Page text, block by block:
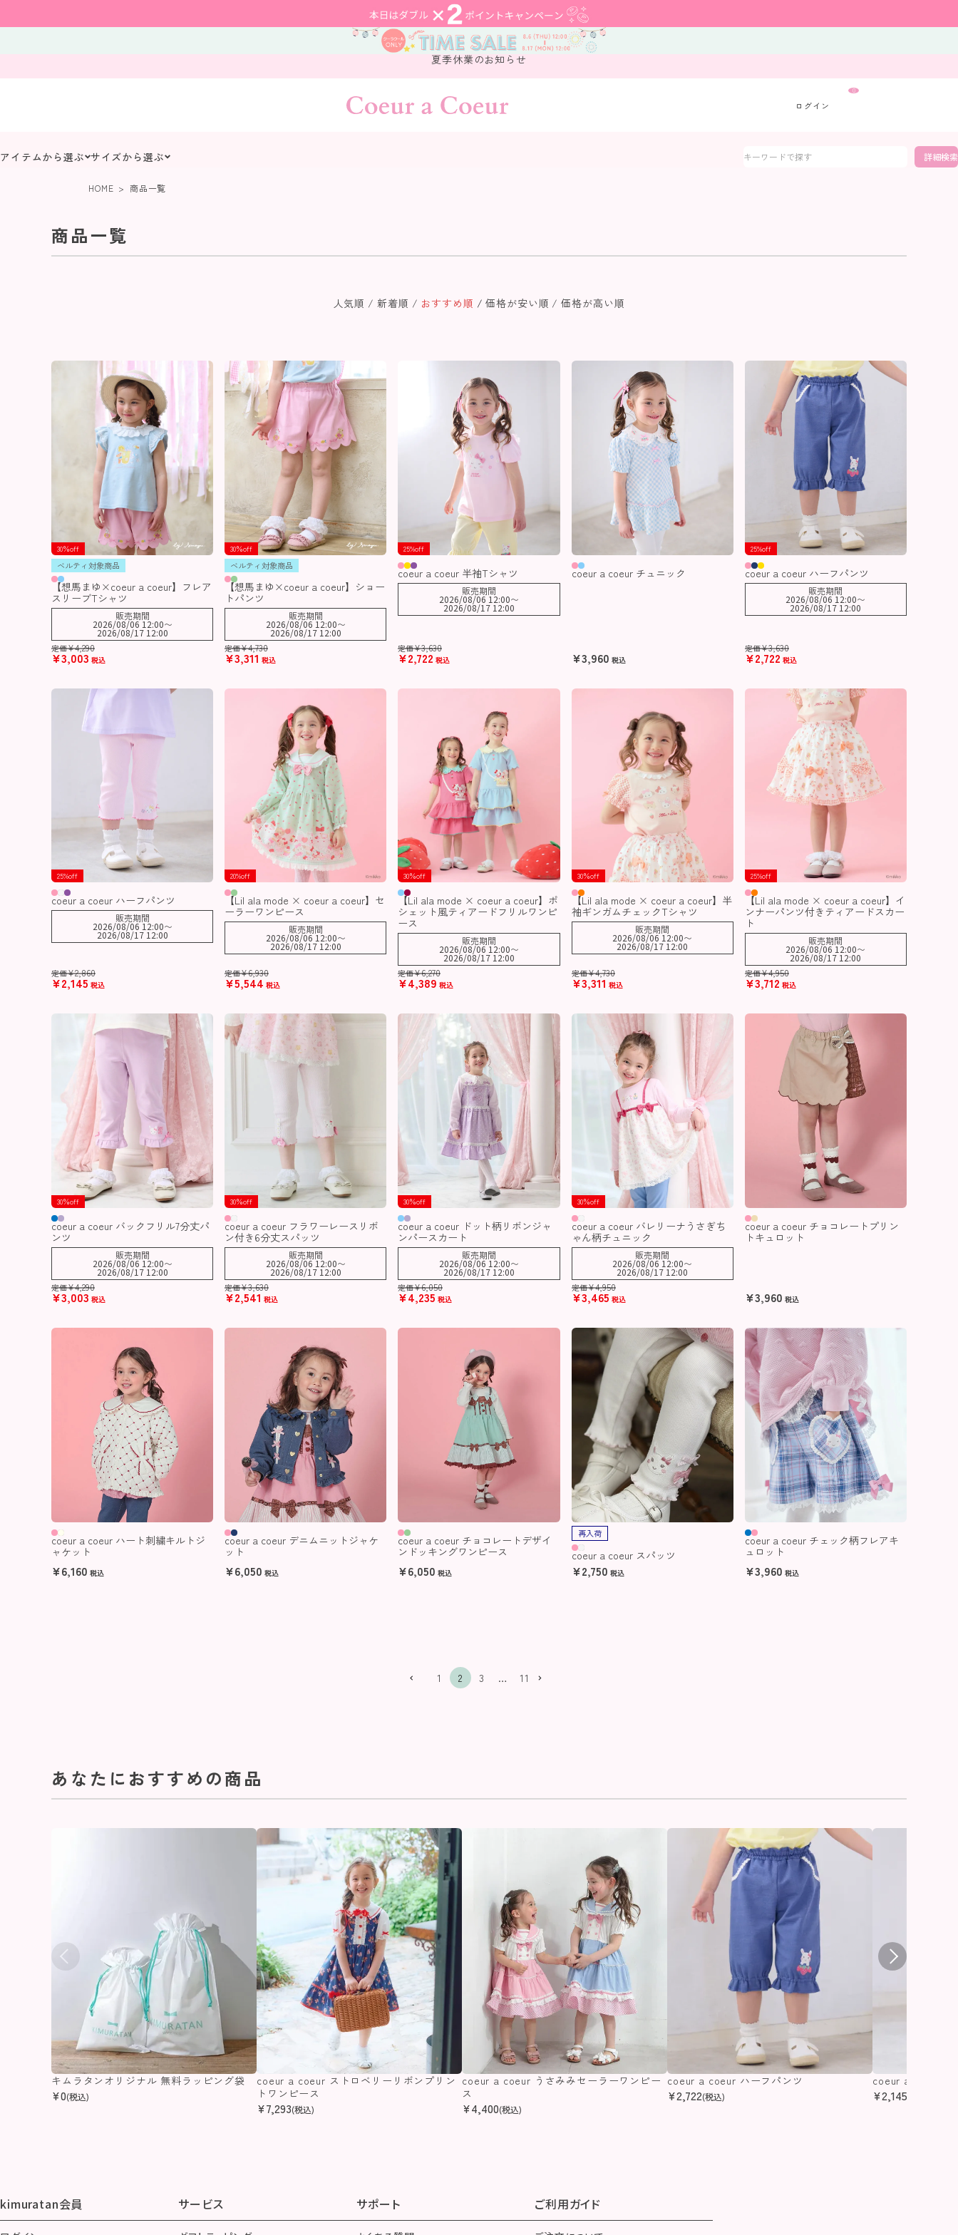
夏季休業のお知らせ
0
アイテムから選ぶ サイズから選ぶ 詳細検索
HOME 商品一覧
商品一覧
人気順 新着順 おすすめ順 価格が安い順 価格が高い順
30％off
ベルティ対象商品
【想馬まゆ×coeur a coeur】フレア
スリーブTシャツ
定価¥4,290
¥3,003 税込
販売期間
2026/08/06 12:00〜
2026/08/17 12:00
30％off
ベルティ対象商品
【想馬まゆ×coeur a coeur】ショー
トパンツ
定価¥4,730
¥3,311 税込
販売期間
2026/08/06 12:00〜
2026/08/17 12:00
25%off
coeur a coeur 半袖Tシャツ
定価¥3,630
¥2,722 税込
販売期間
2026/08/06 12:00〜
2026/08/17 12:00
coeur a coeur チュニック
¥3,960 税込
25%off
coeur a coeur ハーフパンツ
定価¥3,630
¥2,722 税込
販売期間
2026/08/06 12:00〜
2026/08/17 12:00
25%off
coeur a coeur ハーフパンツ
定価¥2,860
¥2,145 税込
販売期間
2026/08/06 12:00〜
2026/08/17 12:00
20%off
【Lil ala mode × coeur a coeur】セ
ーラーワンピース
定価¥6,930
¥5,544 税込
販売期間
2026/08/06 12:00〜
2026/08/17 12:00
30％off
【Lil ala mode × coeur a coeur】ポ
シェット風ティアードフリルワンピ
ース
定価¥6,270
¥4,389 税込
販売期間
2026/08/06 12:00〜
2026/08/17 12:00
30％off
【Lil ala mode × coeur a coeur】半
袖ギンガムチェックTシャツ
定価¥4,730
¥3,311 税込
販売期間
2026/08/06 12:00〜
2026/08/17 12:00
25%off
【Lil ala mode × coeur a coeur】イ
ンナーパンツ付きティアードスカー
ト
定価¥4,950
¥3,712 税込
販売期間
2026/08/06 12:00〜
2026/08/17 12:00
30％off
coeur a coeur バックフリル7分丈パ
ンツ
定価¥4,290
¥3,003 税込
販売期間
2026/08/06 12:00〜
2026/08/17 12:00
30％off
coeur a coeur フラワーレースリボ
ン付き6分丈スパッツ
定価¥3,630
¥2,541 税込
販売期間
2026/08/06 12:00〜
2026/08/17 12:00
30％off
coeur a coeur ドット柄リボンジャ
ンパースカート
定価¥6,050
¥4,235 税込
販売期間
2026/08/06 12:00〜
2026/08/17 12:00
30％off
coeur a coeur バレリーナうさぎち
ゃん柄チュニック
定価¥4,950
¥3,465 税込
販売期間
2026/08/06 12:00〜
2026/08/17 12:00
coeur a coeur チョコレートプリン
トキュロット
¥3,960 税込
coeur a coeur ハート刺繍キルトジ
ャケット
¥6,160 税込
coeur a coeur デニムニットジャケ
ット
¥6,050 税込
coeur a coeur チョコレートデザイ
ンドッキングワンピース
¥6,050 税込
再入荷
coeur a coeur スパッツ
¥2,750 税込
coeur a coeur チェック柄フレアキ
ュロット
¥3,960 税込
1 2 3 … 11
あなたにおすすめの商品
キムラタンオリジナル 無料ラッピング袋
¥0(税込)
coeur a coeur ストロベリーリボンプリン
トワンピース
¥7,293(税込)
coeur a coeur うさみみセーラーワンピー
ス
¥4,400(税込)
coeur a coeur ハーフパンツ
¥2,722(税込)
coeur a coeur ハ
¥2,145
kimuratan会員 サービス サポート ご利用ガイド